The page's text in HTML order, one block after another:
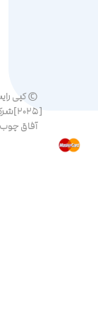
© کپی
آفاق